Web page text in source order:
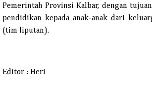
Pemerintah Provinsi Kalbar, dengan
pendidikan kepada anak-anak dari
(tim liputan).
Editor : Heri